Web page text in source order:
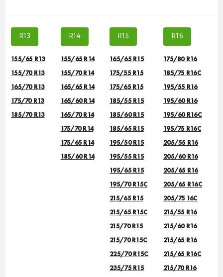
R13
155/65 R13
155/70 R13
165/70 R13
175/70 R13
185/70 R13
R14
155/65 R14
155/70 R14
165/65 R14
165/60 R14
165/70 R14
175/70 R14
175/65 R14
185/60 R14
R15
165/65 R15
175/55 R15
175/65 R15
185/55 R15
185/60 R15
185/65 R15
195/50 R15
195/55 R15
195/65 R15
195/70 R15C
215/65 R15
215/65 R15C
215/70 R15
215/70 R15C
225/70 R15C
235/75 R15
R16
175/80 R16
185/75 R16C
195/55 R16
195/60 R16
195/60 R16C
195/75 R16C
205/55 R16
205/60 R16
205/65 R16
205/65 R16C
205/75 16C
215/55 R16
215/60 R16
215/65 R16
215/65 R16C
215/70 R16